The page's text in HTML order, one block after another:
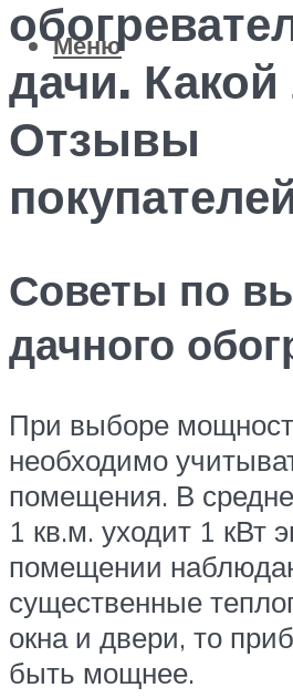
Меню
дачи.
Отзывы
Советы по
дачного
При выборе
необходимо
помещения. В
1 кв.м. уходит 1 кВт
помещении
существенные
окна и двери, то
быть мощнее.